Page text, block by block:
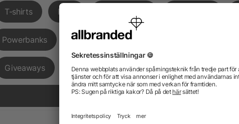
T-shirts Påsk
Powerbanks Godispåsar
Giveaways Expressleverans Marknadsföring objekt
Presenter för